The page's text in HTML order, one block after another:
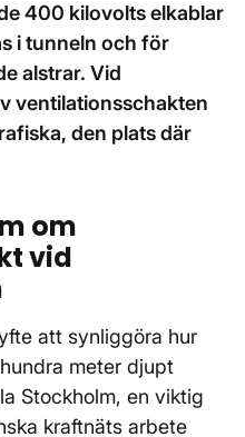
400 kilovolts elkablar
i tunneln och för
alstrar. Vid
ventilationsschakten
den plats där
om
vid
att synliggöra hur
meter djupt
Stockholm, en viktig
kraftnäts arbete